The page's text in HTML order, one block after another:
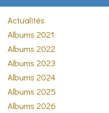
Actualités
Albums 2021
Albums 2022
Albums 2023
Albums 2024
Albums 2025
Albums 2026